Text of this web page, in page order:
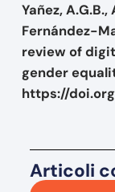
Yañez,
Fernández-
review of
gender
https://
Articoli